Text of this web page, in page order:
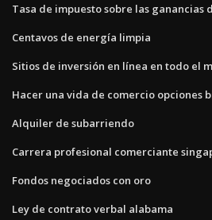
Tasa de impuesto sobre las ganancias
Centavos de energía limpia
Sitios de inversión en línea en todo el
Hacer una vida de comercio opciones
Alquiler de subarriendo
Carrera profesional comerciante
Fondos negociados con oro
Ley de contrato verbal alabama